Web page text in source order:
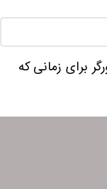
برای زمانی که